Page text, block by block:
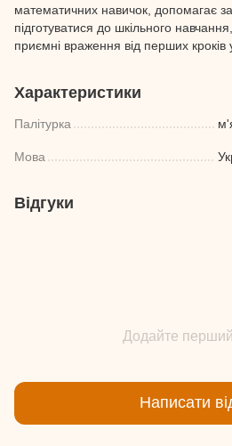
математичних навичок, допомагає
підготуватися до шкільного
приємні враження від перших кроків
Характеристики
Палітурка
Мова
Відгуки
Додайте перший
Написати